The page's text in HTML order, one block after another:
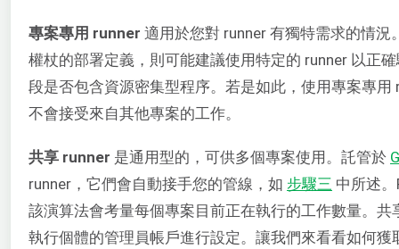
專案專用 runner 適用於您對 runner 有獨特需求的情
權杖的部署定義，則可能建議使用特定的 runner 以正
段是否包含資源密集型程序。若是如此，使用專案專
不會接受來自其他專案的工作。
共享 runner 是通用型的，可供多個專案使用。託管於
runner，它們會自動接手您的管線，如 步驟三 中所述
該演算法會考量每個專案目前正在執行的工作數量。
執行個體的管理員帳戶進行設定。讓我們來看看如何獲